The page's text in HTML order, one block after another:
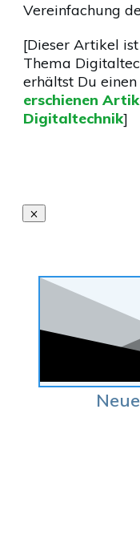
Vereinfachung
[Dieser Artikel
Thema
erhältst Du einen
erschienen
Digitaltechnik]